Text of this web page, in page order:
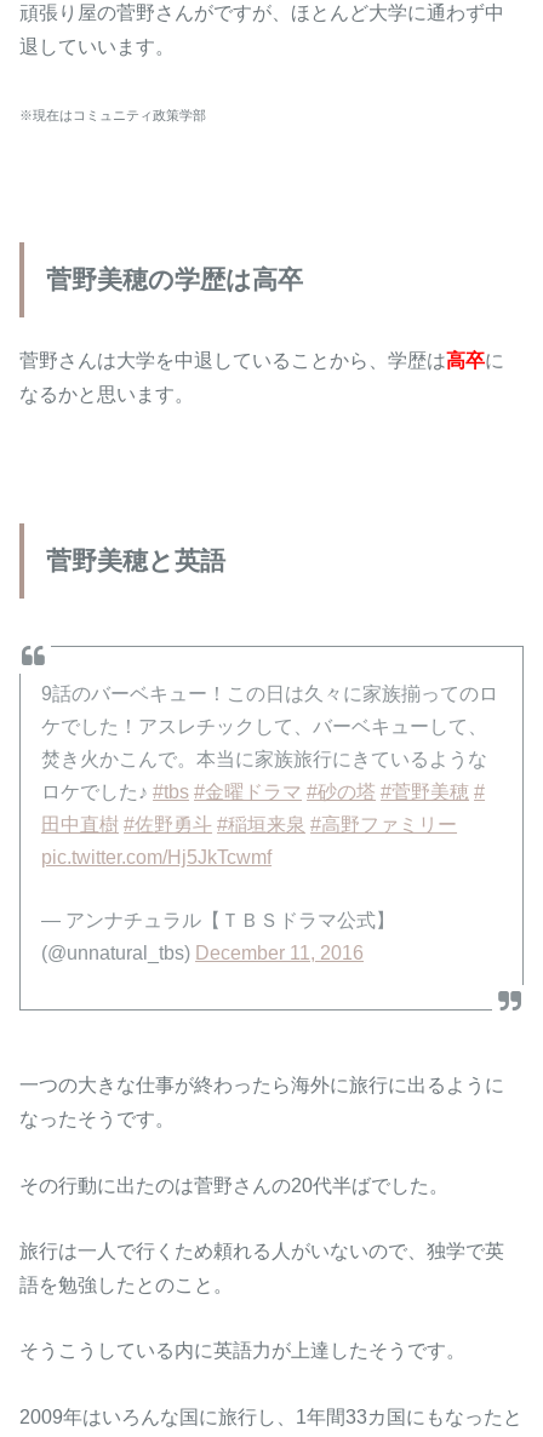
頑張り屋の菅野さんがですが、ほとんど大学に通わず中
退していいます。
※現在はコミュニティ政策学部
菅野美穂の学歴は高卒
菅野さんは大学を中退していることから、学歴は高卒に
なるかと思います。
菅野美穂と英語
9話のバーベキュー！この日は久々に家族揃ってのロ
ケでした！アスレチックして、バーベキューして、
焚き火かこんで。本当に家族旅行にきているような
ロケでした♪#tbs #金曜ドラマ #砂の塔 #菅野美穂 #
田中直樹 #佐野勇斗 #稲垣来泉 #高野ファミリー
pic.twitter.com/Hj5JkTcwmf
— アンナチュラル【ＴＢＳドラマ公式】
(@unnatural_tbs) December 11, 2016
一つの大きな仕事が終わったら海外に旅行に出るように
なったそうです。
その行動に出たのは菅野さんの20代半ばでした。
旅行は一人で行くため頼れる人がいないので、独学で英
語を勉強したとのこと。
そうこうしている内に英語力が上達したそうです。
2009年はいろんな国に旅行し、1年間33カ国にもなったと